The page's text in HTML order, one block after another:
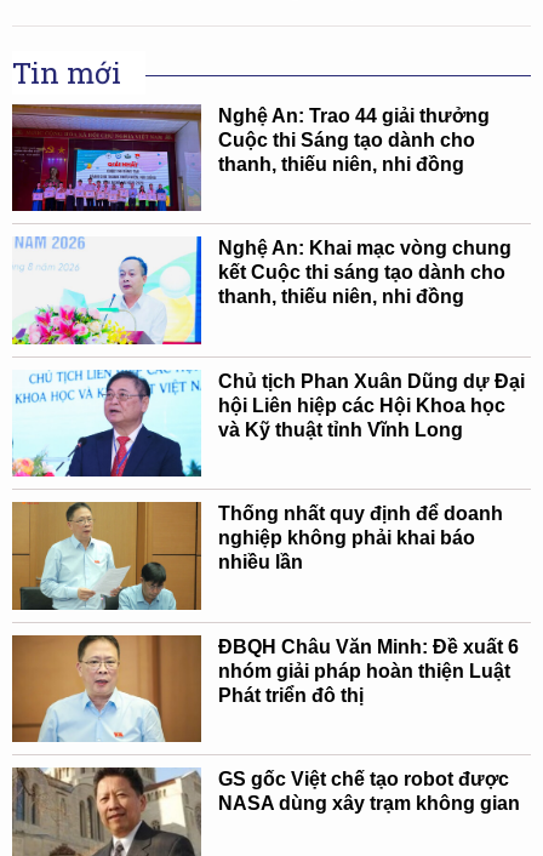
Tin mới
Nghệ An: Trao 44 giải thưởng
Cuộc thi Sáng tạo dành cho
thanh, thiếu niên, nhi đồng
Nghệ An: Khai mạc vòng chung
kết Cuộc thi sáng tạo dành cho
thanh, thiếu niên, nhi đồng
Chủ tịch Phan Xuân Dũng dự Đại
hội Liên hiệp các Hội Khoa học
và Kỹ thuật tỉnh Vĩnh Long
Thống nhất quy định để doanh
nghiệp không phải khai báo
nhiều lần
ĐBQH Châu Văn Minh: Đề xuất 6
nhóm giải pháp hoàn thiện Luật
Phát triển đô thị
GS gốc Việt chế tạo robot được
NASA dùng xây trạm không gian